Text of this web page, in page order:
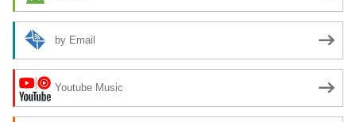
by Email
Youtube Music